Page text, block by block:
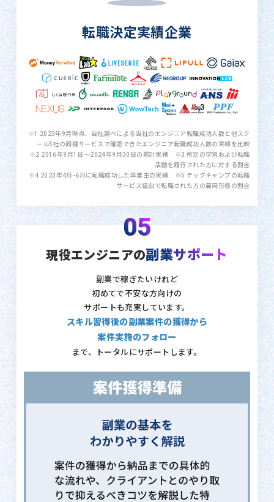
転職決定実績企業
※1 2023年9月時点、自社調べによる当社のエンジニア転職成功人数と他スク
ール5社の同種サービスで確認できたエンジニア転職成功人数の実績を比較
※2 2016年9月1日〜2024年9月30日の累計実績 ※3 所定の学習および転職
活動を履行された方に対する割合
※4 2023年4月-6月に転職成功した卒業生の実績 ※5 テックキャンプの転職
サービス経由で転職された方の雇用形態の割合
05
現役エンジニアの副業サポート
副業で稼ぎたいけれど
初めてで不安な方向けの
サポートも充実しています。
スキル習得後の副業案件の獲得から
案件実施のフォロー
まで、トータルにサポートします。